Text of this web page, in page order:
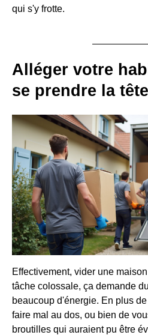
qui s'y frotte.
Alléger votre
se prendre la tête
Effectivement, vider une
tâche colossale, ça demande
beaucoup d'énergie. En plus
faire mal au dos, ou bien de
broutilles qui auraient pu être